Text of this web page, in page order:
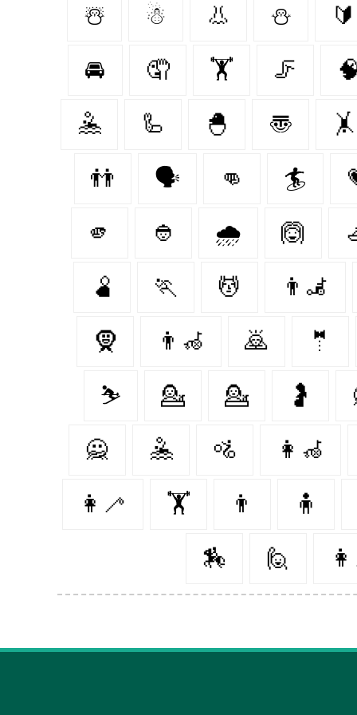
☃️ ☃ 👃 ⛄️ 🔰
🚘 🤦‍ 🏋️‍ 🦵
🤽 🦾 🐣 〠 🤸
👬 🗣️ 👊 🏄
🫵 👲 🌧 🙆
🫄 🏃‍ 💆 👨‍🦼‍️
🧕 👨‍🦽 🙇 🤵‍
⛷️ 💁‍ 💁 🤰
🙅‍ 🤽‍ 🚵 👩‍🦽
👩‍🦯 🏋️ 👨‍ 🧍‍
🏇 🙋‍